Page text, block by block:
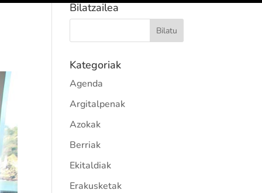
Bilatzailea
Kategoriak
Agenda
Argitalpenak
Azokak
Berriak
Ekitaldiak
Erakusketak